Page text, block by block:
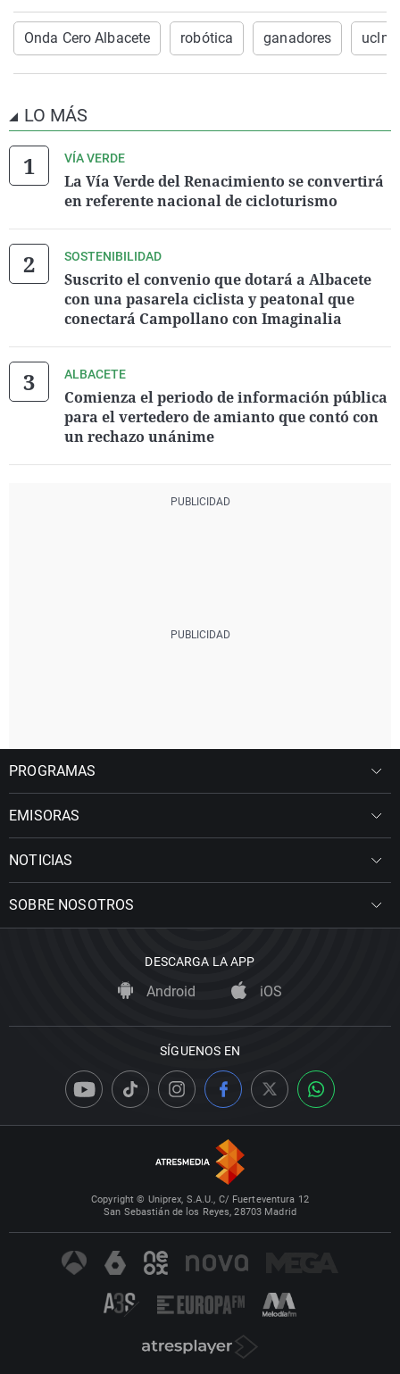
Onda Cero Albacete robótica ganadores uclm
LO MÁS
VÍA VERDE
La Vía Verde del Renacimiento se convertirá
en referente nacional de cicloturismo
SOSTENIBILIDAD
Suscrito el convenio que dotará a Albacete
con una pasarela ciclista y peatonal que
conectará Campollano con Imaginalia
ALBACETE
Comienza el periodo de información pública
para el vertedero de amianto que contó con
un rechazo unánime
PROGRAMAS
EMISORAS
NOTICIAS
SOBRE NOSOTROS
DESCARGA LA APP
Android iOS
SÍGUENOS EN
Copyright © Uniprex, S.A.U., C/ Fuerteventura 12
San Sebastián de los Reyes, 28703 Madrid